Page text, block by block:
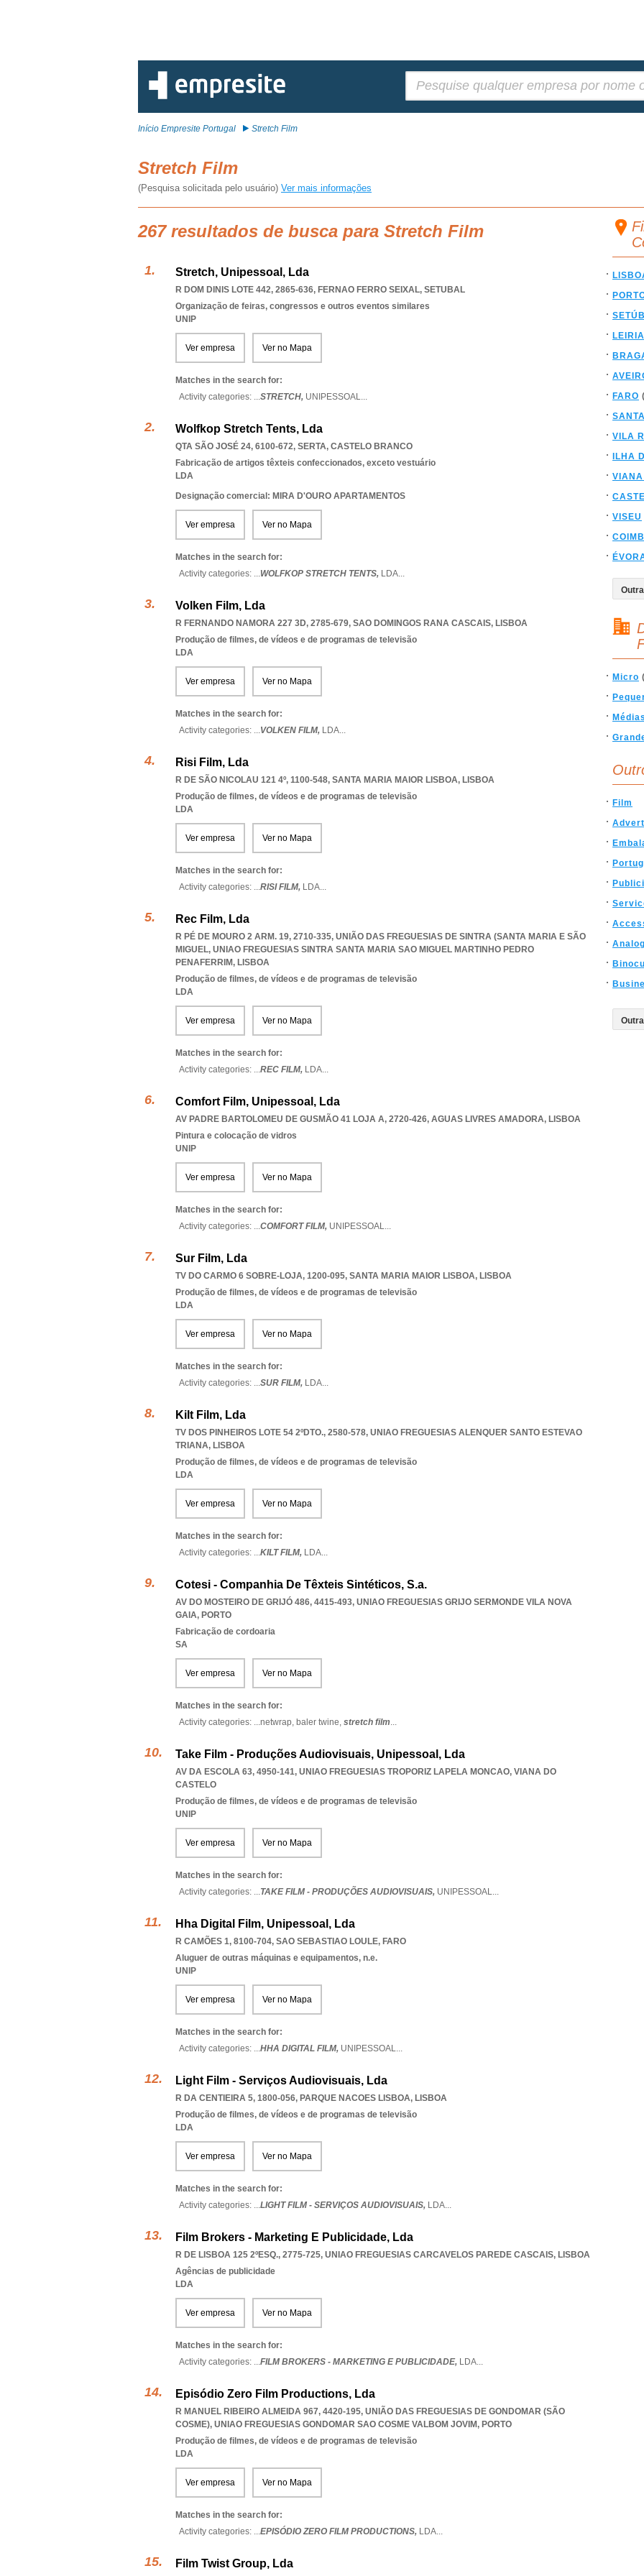
Início Empresite Portugal Stretch Film
Stretch Film
(Pesquisa solicitada pelo usuário) Ver mais informações
267 resultados de busca para Stretch Film
Stretch, Unipessoal, Lda
R DOM DINIS LOTE 442, 2865-636, FERNAO FERRO SEIXAL, SETUBAL
Organização de feiras, congressos e outros eventos similares
UNIP
Ver empresa Ver no Mapa
Matches in the search for:
Activity categories: ...STRETCH, UNIPESSOAL...
Wolfkop Stretch Tents, Lda
QTA SÃO JOSÉ 24, 6100-672, SERTA, CASTELO BRANCO
Fabricação de artigos têxteis confeccionados, exceto vestuário
LDA
Designação comercial: MIRA D'OURO APARTAMENTOS
Ver empresa Ver no Mapa
Matches in the search for:
Activity categories: ...WOLFKOP STRETCH TENTS, LDA...
Volken Film, Lda
R FERNANDO NAMORA 227 3D, 2785-679, SAO DOMINGOS RANA CASCAIS, LISBOA
Produção de filmes, de vídeos e de programas de televisão
LDA
Ver empresa Ver no Mapa
Matches in the search for:
Activity categories: ...VOLKEN FILM, LDA...
Risi Film, Lda
R DE SÃO NICOLAU 121 4º, 1100-548, SANTA MARIA MAIOR LISBOA, LISBOA
Produção de filmes, de vídeos e de programas de televisão
LDA
Ver empresa Ver no Mapa
Matches in the search for:
Activity categories: ...RISI FILM, LDA...
Rec Film, Lda
R PÉ DE MOURO 2 ARM. 19, 2710-335, UNIÃO DAS FREGUESIAS DE SINTRA (SANTA MARIA E SÃO
MIGUEL, UNIAO FREGUESIAS SINTRA SANTA MARIA SAO MIGUEL MARTINHO PEDRO
PENAFERRIM, LISBOA
Produção de filmes, de vídeos e de programas de televisão
LDA
Ver empresa Ver no Mapa
Matches in the search for:
Activity categories: ...REC FILM, LDA...
Comfort Film, Unipessoal, Lda
AV PADRE BARTOLOMEU DE GUSMÃO 41 LOJA A, 2720-426, AGUAS LIVRES AMADORA, LISBOA
Pintura e colocação de vidros
UNIP
Ver empresa Ver no Mapa
Matches in the search for:
Activity categories: ...COMFORT FILM, UNIPESSOAL...
Sur Film, Lda
TV DO CARMO 6 SOBRE-LOJA, 1200-095, SANTA MARIA MAIOR LISBOA, LISBOA
Produção de filmes, de vídeos e de programas de televisão
LDA
Ver empresa Ver no Mapa
Matches in the search for:
Activity categories: ...SUR FILM, LDA...
Kilt Film, Lda
TV DOS PINHEIROS LOTE 54 2ºDTO., 2580-578, UNIAO FREGUESIAS ALENQUER SANTO ESTEVAO
TRIANA, LISBOA
Produção de filmes, de vídeos e de programas de televisão
LDA
Ver empresa Ver no Mapa
Matches in the search for:
Activity categories: ...KILT FILM, LDA...
Cotesi - Companhia De Têxteis Sintéticos, S.a.
AV DO MOSTEIRO DE GRIJÓ 486, 4415-493, UNIAO FREGUESIAS GRIJO SERMONDE VILA NOVA
GAIA, PORTO
Fabricação de cordoaria
SA
Ver empresa Ver no Mapa
Matches in the search for:
Activity categories: ...netwrap, baler twine, stretch film...
Take Film - Produções Audiovisuais, Unipessoal, Lda
AV DA ESCOLA 63, 4950-141, UNIAO FREGUESIAS TROPORIZ LAPELA MONCAO, VIANA DO
CASTELO
Produção de filmes, de vídeos e de programas de televisão
UNIP
Ver empresa Ver no Mapa
Matches in the search for:
Activity categories: ...TAKE FILM - PRODUÇÕES AUDIOVISUAIS, UNIPESSOAL...
Hha Digital Film, Unipessoal, Lda
R CAMÕES 1, 8100-704, SAO SEBASTIAO LOULE, FARO
Aluguer de outras máquinas e equipamentos, n.e.
UNIP
Ver empresa Ver no Mapa
Matches in the search for:
Activity categories: ...HHA DIGITAL FILM, UNIPESSOAL...
Light Film - Serviços Audiovisuais, Lda
R DA CENTIEIRA 5, 1800-056, PARQUE NACOES LISBOA, LISBOA
Produção de filmes, de vídeos e de programas de televisão
LDA
Ver empresa Ver no Mapa
Matches in the search for:
Activity categories: ...LIGHT FILM - SERVIÇOS AUDIOVISUAIS, LDA...
Film Brokers - Marketing E Publicidade, Lda
R DE LISBOA 125 2ºESQ., 2775-725, UNIAO FREGUESIAS CARCAVELOS PAREDE CASCAIS, LISBOA
Agências de publicidade
LDA
Ver empresa Ver no Mapa
Matches in the search for:
Activity categories: ...FILM BROKERS - MARKETING E PUBLICIDADE, LDA...
Episódio Zero Film Productions, Lda
R MANUEL RIBEIRO ALMEIDA 967, 4420-195, UNIÃO DAS FREGUESIAS DE GONDOMAR (SÃO
COSME), UNIAO FREGUESIAS GONDOMAR SAO COSME VALBOM JOVIM, PORTO
Produção de filmes, de vídeos e de programas de televisão
LDA
Ver empresa Ver no Mapa
Matches in the search for:
Activity categories: ...EPISÓDIO ZERO FILM PRODUCTIONS, LDA...
Film Twist Group, Lda
LEIRIA
FARO
VILA
ILHA
VISEU
Micro
Film